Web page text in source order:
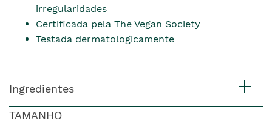
irregularidades
Certificada pela The Vegan Society
Testada dermatologicamente
Ingredientes
TAMANHO